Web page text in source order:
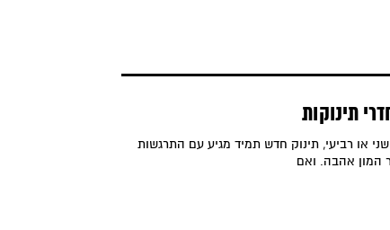
תינוקות
או רביעי, תינוק חדש תמיד מגיע עם התרגשות
המון אהבה. ואם